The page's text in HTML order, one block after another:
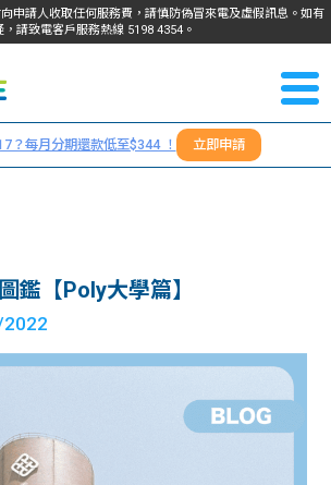
申請人收取任何服務費，請慎防偽冒來電及虛假訊息。如有
，請致電客戶服務熱線 5198 4354。
我們
服務
們
＋
？每月分期還款低至$344 ！ 立即申請
鑑【Poly大學篇】